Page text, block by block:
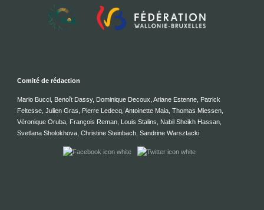
Comité de rédaction
Mario Bucci, Benoît Dassy, Dominique Decoux, Ariane Estenne, Patrick
Feltesse, Julien Gras, Pierre Ledecq, Antoinette Maia, Thomas Miessen,
Véronique Oruba, François Reman, Louis Stalins, Nabil Sheikh Hassan,
Svetlana Sholokhova, Christine Steinbach, Sandrine Warsztacki